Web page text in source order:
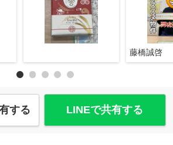
藤橋誠啓
する LINEで共有する